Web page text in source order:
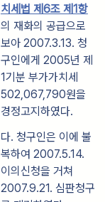
치세법 제6조 제1항
의 재화의 공급으로
보아 2007.3.13. 청
구인에게 2005년 제
1기분 부가가치세
502,067,790원을
경정고지하였다.
다. 청구인은 이에 불
복하여 2007.5.14.
이의신청을 거쳐
2007.9.21. 심판청구